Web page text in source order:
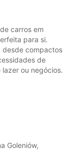
carros em
para si.
desde compactos
de
ou negócios.
Goleniów,